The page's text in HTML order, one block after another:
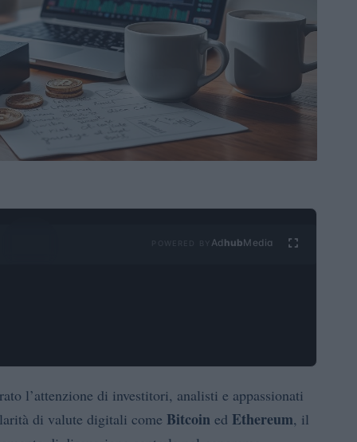
Ad hubMedia
l’attenzione di investitori, analisti e appassionati
di valute digitali come Bitcoin ed Ethereum, il